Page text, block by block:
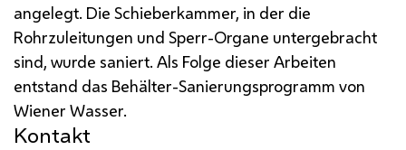
angelegt. Die Schieberkammer, in der die
Rohrzuleitungen und Sperr-Organe untergebracht
sind, wurde saniert. Als Folge dieser Arbeiten
entstand das Behälter-Sanierungsprogramm von
Wiener Wasser.
Kontakt